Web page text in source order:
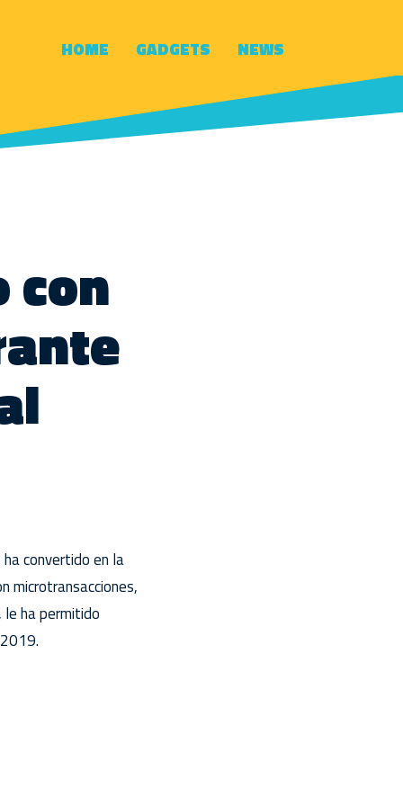
HOME GADGETS NEWS
con
convertido en la
microtransacciones,
ha permitido